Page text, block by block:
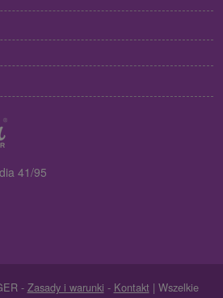
41/95
- Zasady i warunki - Kontakt | Wszelkie